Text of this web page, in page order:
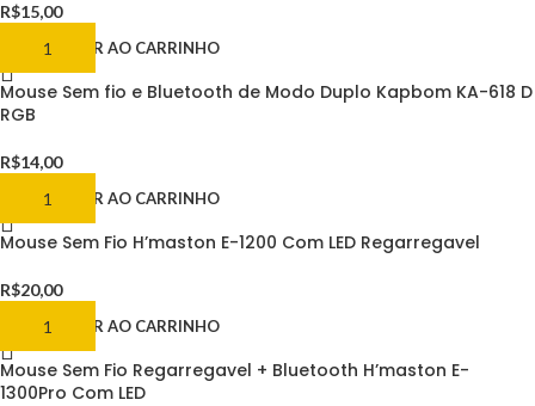
R$15,00
ADICIONAR AO CARRINHO
Mouse Sem fio e Bluetooth de Modo Duplo Kapbom KA-618 D
RGB
R$14,00
ADICIONAR AO CARRINHO
Mouse Sem Fio H’maston E-1200 Com LED Regarregavel
R$20,00
ADICIONAR AO CARRINHO
Mouse Sem Fio Regarregavel + Bluetooth H’maston E-
1300Pro Com LED